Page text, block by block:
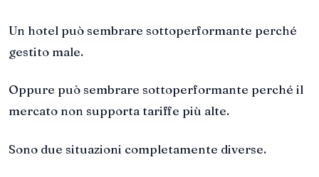
Un hotel può sembrare sottoperformante perché
gestito male.
Oppure può sembrare sottoperformante perché il
mercato non supporta tariffe più alte.
Sono due situazioni completamente diverse.